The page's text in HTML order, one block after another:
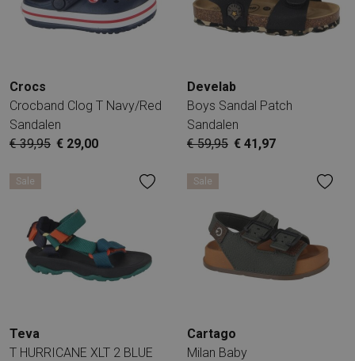
Crocs
Crocband Clog T Navy/Red
Sandalen
€ 39,95 € 29,00
Develab
Boys Sandal Patch
Sandalen
€ 59,95 € 41,97
Sale
Teva
T HURRICANE XLT 2 BLUE
Sale
Cartago
Milan Baby